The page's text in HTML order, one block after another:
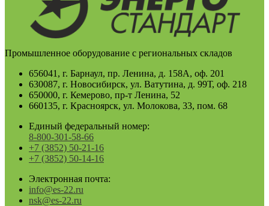
Промышленное оборудование с региональных складов
656041, г. Барнаул, пр. Ленина, д. 158А, оф. 201
630087, г. Новосибирск, ул. Ватутина, д. 99Т, оф. 218
650000, г. Кемерово, пр-т Ленина, 52
660135, г. Красноярск, ул. Молокова, 33, пом. 68
Единый федеральный номер:
8-800-301-58-66
+7 (3852) 50-21-16
+7 (3852) 50-14-16
Электронная почта:
info@es-22.ru
nsk@es-22.ru